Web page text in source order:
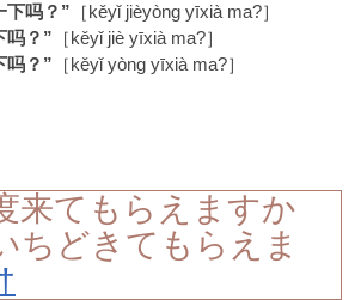
下吗？” ［kěyǐ jièyòng yīxià ma?］
吗？” ［kěyǐ jiè yīxià ma?］
吗？” ［kěyǐ yòng yīxià ma?］
来てもらえますか
ちどきてもらえま
†